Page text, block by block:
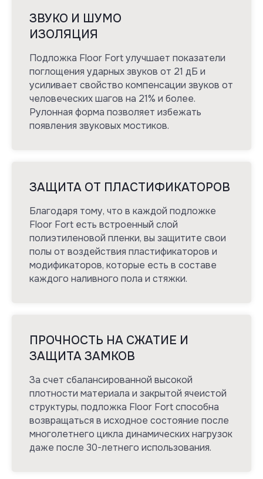
ЗВУКО И ШУМО
ИЗОЛЯЦИЯ
Подложка Floor Fort улучшает показатели
поглощения ударных звуков от 21 дБ и
усиливает свойство компенсации звуков от
человеческих шагов на 21% и более.
Рулонная форма позволяет избежать
появления звуковых мостиков.
ЗАЩИТА ОТ ПЛАСТИФИКАТОРОВ
Благодаря тому, что в каждой подложке
Floor Fort есть встроенный слой
полиэтиленовой пленки, вы защитите свои
полы от воздействия пластификаторов и
модификаторов, которые есть в составе
каждого наливного пола и стяжки.
ПРОЧНОСТЬ НА СЖАТИЕ И
ЗАЩИТА ЗАМКОВ
За счет сбалансированной высокой
плотности материала и закрытой ячеистой
структуры, подложка Floor Fort способна
возвращаться в исходное состояние после
многолетнего цикла динамических нагрузок
даже после 30-летнего использования.